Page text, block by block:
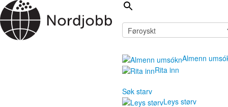
Almenn
Rita inn
Søk starv
Leys størv